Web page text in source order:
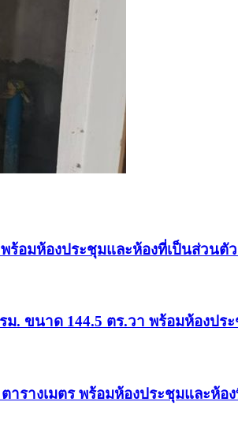
อมห้องประชุมและห้องที่เป็นส่วนตั
. ขนาด 144.5 ตร.วา พร้อมห้องปร
รางเมตร พร้อมห้องประชุมและห้อ